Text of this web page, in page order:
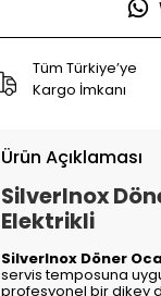
Tüm Türkiye’ye
Kargo İmkanı
Ürün Açıklaması
SilverInox
Elektrikli
SilverInox Döner
servis temposuna
profesyonel bir dikey